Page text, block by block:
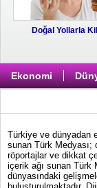
Doğal Yollarla
Ekonomi
Türkiye ve dünyadan
sunan Türk Medyası;
röportajlar ve dikkat
içerik ağı sunan Türk
dünyasındaki